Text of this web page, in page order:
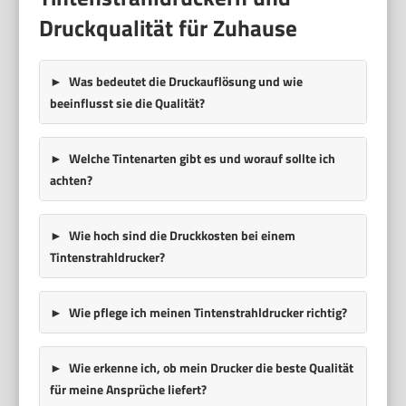
Druckqualität für Zuhause
Was bedeutet die Druckauflösung und wie
beeinflusst sie die Qualität?
Welche Tintenarten gibt es und worauf sollte ich
achten?
Wie hoch sind die Druckkosten bei einem
Tintenstrahldrucker?
Wie pflege ich meinen Tintenstrahldrucker richtig?
Wie erkenne ich, ob mein Drucker die beste Qualität
für meine Ansprüche liefert?